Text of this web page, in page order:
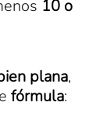
10 o
plana,
fórmula: